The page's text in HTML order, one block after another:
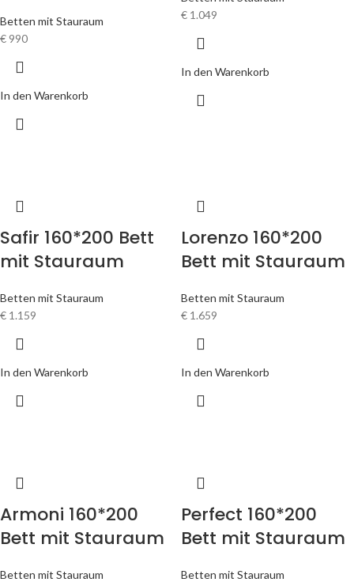
Betten mit Stauraum
€ 990
In den Warenkorb
€ 1.049
In den Warenkorb
Safir 160*200 Bett
mit Stauraum
Betten mit Stauraum
€ 1.159
In den Warenkorb
Lorenzo 160*200
Bett mit Stauraum
Betten mit Stauraum
€ 1.659
In den Warenkorb
Armoni 160*200
Bett mit Stauraum
Betten mit Stauraum
Perfect 160*200
Bett mit Stauraum
Betten mit Stauraum